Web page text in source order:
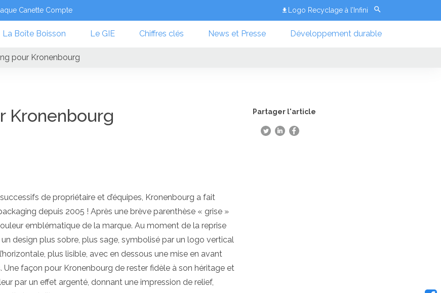
Canette Compte Logo Recyclage à l’Infini
La Boîte Boisson Le GIE Chiffres clés News et Presse Développement durable
pour Kronenbourg
Kronenbourg
de propriétaire et d’équipes, Kronenbourg a fait
depuis 2005 ! Après une brève parenthèse « grise »
emblématique de la marque. Au moment de la reprise
design plus sobre, plus sage, symbolisé par un logo vertical
plus lisible, avec en dessous une mise en avant
façon pour Kronenbourg de rester fidèle à son héritage et
par un effet argenté, donnant une impression de relief,
Partager l'article